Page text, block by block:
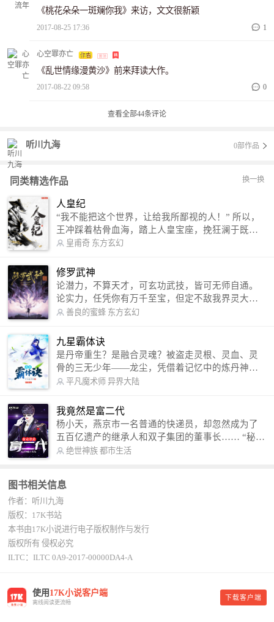
《桃花朵朵一斑斓你我》来访，文文很新颖
2017-08-25 17:36 1
心空罪亦亡
《乱世情缘漫黄沙》前来拜读大作。
2017-08-22 09:58 0
查看全部44条评论
听川九海 0部作品
同类精选作品 换一换
人皇纪
“我不能把这个世界，让给我所鄙视的人！” 所以，
王冲踩着枯骨血海，踏上人皇宝座，挽狂澜于既
倒，扶大厦之将倾，成就了一段无上的传说！ 微信
微博：皇甫奇（地址：http://weibo.com/u/25284575
87） QQ交流群：320238210【普通群】 574501330
【VIP订阅群】 欢迎大家关注。
皇甫奇 东方玄幻
修罗武神
论潜力，不算天才，可玄功武技，皆可无师自通。
论实力，任凭你有万千至宝，但定不敌我界灵大
军。 我是谁？天下众生视我为修罗，却不知，我以
信公众号：善良的蜜蜂后援会）
善良的蜜蜂 东方玄幻
九星霸体诀
是丹帝重生？是融合灵魂？被盗走灵根、灵血、灵
骨的三无少年——龙尘，凭借着记忆中的炼丹神
术，修行神秘功法九星霸体诀，拨开重重迷雾，解
勾搭各色美女，镇压恶鬼邪神。 江湖传闻：龙
尘一到，地吼天啸。龙尘一出，鬼泣神哭。 本
故事纯属虚构，如有雷同，那就是真事儿，想要对
号入座，抓紧时间进群：487963015 微信公众号：
平凡魔术师,或者搜索：pingfanmoshushi1982,公众
平凡魔术师 异界大陆
我竟然是富二代
杨小天，燕京市一名普通的快递员，却忽然成为了
五百亿遗产的继承人和双子集团的董事长…… “秘
书，给我定制一套百亿富翁的吃喝住行标准！” “好
呢？” “回杨总，开车太堵，已经给你安排了直升
机。” 从此，开启杨小天的百亿富翁之旅，只有他不
敢想的，没有秘书办不到的。
绝世神族 都市生活
图书相关信息
作者：听川九海
版权：17K书站
本书由17K小说进行电子版权制作与发行
版权所有 侵权必究
ILTC：ILTC 0A9-2017-00000DA4-A
使用 17K小说客户端
离线阅读更流畅
下载客户端